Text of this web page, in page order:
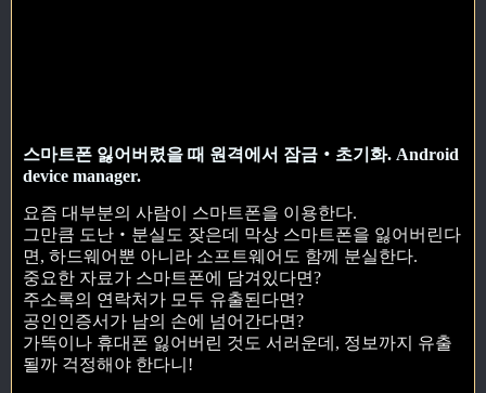
스마트폰 잃어버렸을 때 원격에서 잠금‧초기화. Android
device manager.
요즘 대부분의 사람이 스마트폰을 이용한다.
그만큼 도난‧분실도 잦은데 막상 스마트폰을 잃어버린다
면, 하드웨어뿐 아니라 소프트웨어도 함께 분실한다.
중요한 자료가 스마트폰에 담겨있다면?
주소록의 연락처가 모두 유출된다면?
공인인증서가 남의 손에 넘어간다면?
가뜩이나 휴대폰 잃어버린 것도 서러운데, 정보까지 유출
될까 걱정해야 한다니!